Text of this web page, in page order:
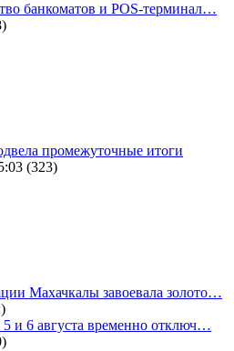
банкоматов и POS-терминал…
промежуточные итоги
(323)
Махачкалы завоевала золото…
и 6 августа временно отключ…